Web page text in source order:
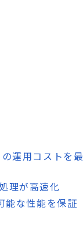
運用コストを最
理が高速化
な性能を保証